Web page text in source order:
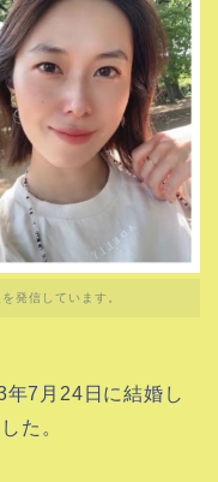
発信しています。
7月24日に結婚し
た。